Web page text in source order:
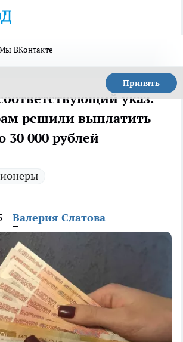
ВКонтакте
Принять
указ.
решили выплатить
30 000 рублей
Валерия Слатова